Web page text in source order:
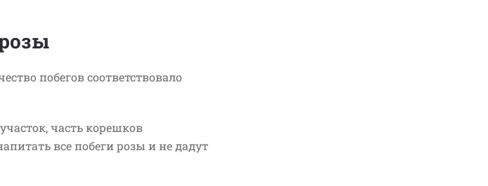
побегов соответствовало
часть корешков
все побеги розы и не дадут